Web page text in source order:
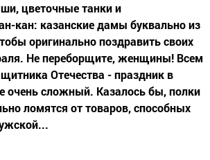
цветочные танки и
кан: казанские дамы буквально из
оригинально поздравить своих
Не переборщите, женщины! Всем
Отечества - праздник в
очень сложный. Казалось бы, полки
ломятся от товаров, способных